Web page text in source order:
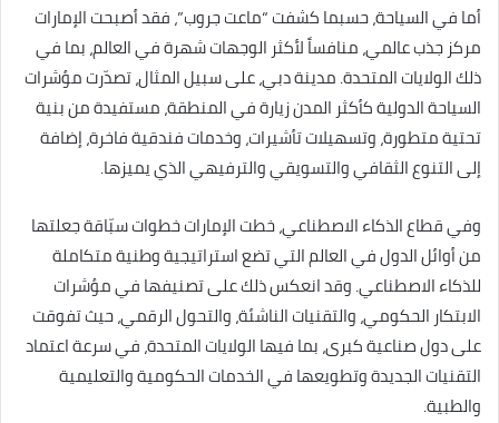
أما في السياحة، حسبما كشفت “ماعت جروب”، فقد أصبحت الإمارات
مركز جذب عالمي، منافساً لأكثر الوجهات شهرة في العالم، بما في
ذلك الولايات المتحدة. مدينة دبي، على سبيل المثال، تصدّرت مؤشرات
السياحة الدولية كأكثر المدن زيارة في المنطقة، مستفيدة من بنية
تحتية متطورة، وتسهيلات تأشيرات، وخدمات فندقية فاخرة، إضافة
إلى التنوع الثقافي والتسويقي والترفيهي الذي يميزها.
وفي قطاع الذكاء الاصطناعي، خطت الإمارات خطوات سبّاقة جعلتها
من أوائل الدول في العالم التي تضع استراتيجية وطنية متكاملة
للذكاء الاصطناعي. وقد انعكس ذلك على تصنيفها في مؤشرات
الابتكار الحكومي، والتقنيات الناشئة، والتحول الرقمي، حيث تفوقت
على دول صناعية كبرى، بما فيها الولايات المتحدة، في سرعة اعتماد
التقنيات الجديدة وتطويعها في الخدمات الحكومية والتعليمية
والطبية.